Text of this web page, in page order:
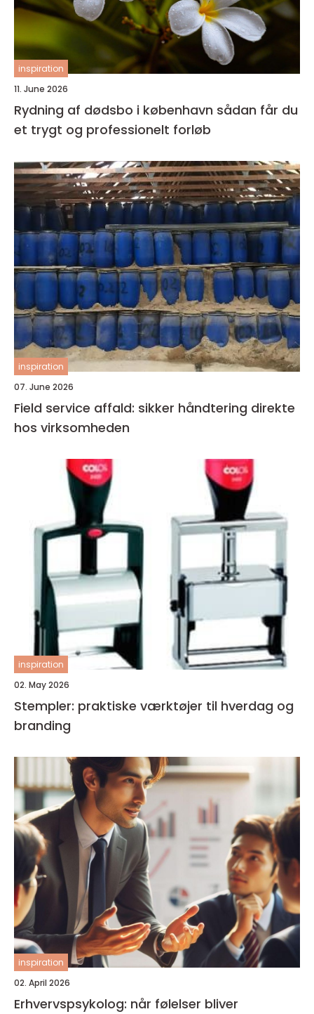
inspiration
11. June 2026
Rydning af dødsbo i københavn sådan får du
et trygt og professionelt forløb
inspiration
07. June 2026
Field service affald: sikker håndtering direkte
hos virksomheden
inspiration
02. May 2026
Stempler: praktiske værktøjer til hverdag og
branding
inspiration
02. April 2026
Erhvervspsykolog: når følelser bliver